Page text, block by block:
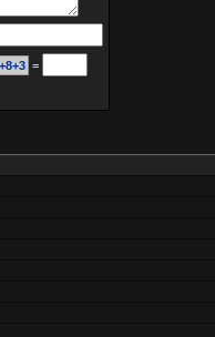
=